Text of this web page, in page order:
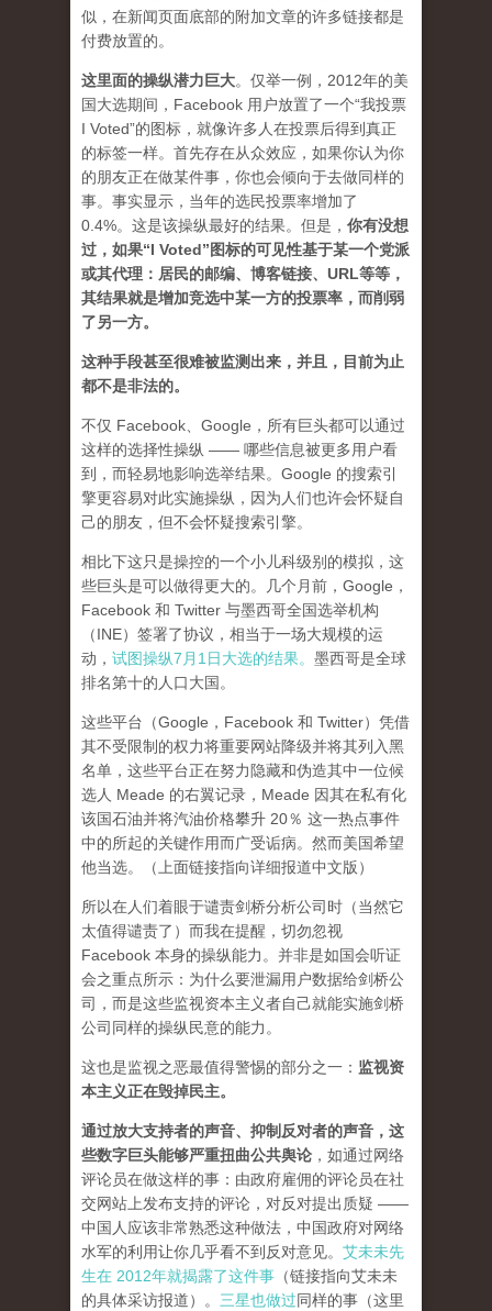
似，在新闻页面底部的附加文章的许多链接都是
付费放置的。
这里面的操纵潜力巨大。仅举一例，2012年的美
国大选期间，Facebook 用户放置了一个“我投票
I Voted”的图标，就像许多人在投票后得到真正
的标签一样。首先存在从众效应，如果你认为你
的朋友正在做某件事，你也会倾向于去做同样的
事。事实显示，当年的选民投票率增加了
0.4%。这是该操纵最好的结果。但是， 你有没想
过，如果“I Voted”图标的可见性基于某一个党派
或其代理：居民的邮编、博客链接、URL等等，
其结果就是增加竞选中某一方的投票率，而削弱
了另一方。
这种手段甚至很难被监测出来，并且，目前为止
都不是非法的。
不仅 Facebook、Google，所有巨头都可以通过
这样的选择性操纵 —— 哪些信息被更多用户看
到，而轻易地影响选举结果。Google 的搜索引
擎更容易对此实施操纵，因为人们也许会怀疑自
己的朋友，但不会怀疑搜索引擎。
相比下这只是操控的一个小儿科级别的模拟，这
些巨头是可以做得更大的。几个月前，Google，
Facebook 和 Twitter 与墨西哥全国选举机构
（INE）签署了协议，相当于一场大规模的运
动， 试图操纵7月1日大选的结果。 墨西哥是全球
排名第十的人口大国。
这些平台（Google，Facebook 和 Twitter）凭借
其不受限制的权力将重要网站降级并将其列入黑
名单，这些平台正在努力隐藏和伪造其中一位候
选人 Meade 的右翼记录，Meade 因其在私有化
该国石油并将汽油价格攀升 20％ 这一热点事件
中的所起的关键作用而广受诟病。然而美国希望
他当选。（上面链接指向详细报道中文版）
所以在人们着眼于谴责剑桥分析公司时（当然它
太值得谴责了）而我在提醒， 切勿忽视
Facebook 本身的操纵能力。 并非是如国会听证
会之重点所示：为什么要泄漏用户数据给剑桥公
司，而是这些监视资本主义者自己就能实施剑桥
公司同样的操纵民意的能力。
这也是监视之恶最值得警惕的部分之一： 监视资
本主义正在毁掉民主。
通过放大支持者的声音、抑制反对者的声音，这
些数字巨头能够严重扭曲公共舆论 ，如通过网络
评论员在做这样的事：由政府雇佣的评论员在社
交网站上发布支持的评论，对反对提出质疑 ——
中国人应该非常熟悉这种做法，中国政府对网络
水军的利用让你几乎看不到反对意见。 艾未未先
生在 2012年就揭露了这件事 （链接指向艾未未
的具体采访报道）。 三星也做过同样的事（这里